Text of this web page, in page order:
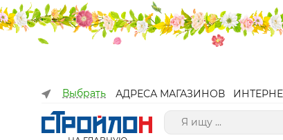
Выбрать АДРЕСА МАГАЗИНОВ